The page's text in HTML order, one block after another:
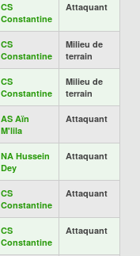
CS
Constantine
Attaquant
CS
Constantine
Milieu de
terrain
CS
Constantine
Milieu de
terrain
AS Aïn
M'lila
Attaquant
NA Hussein
Dey
Attaquant
CS
Constantine
Attaquant
CS
Constantine
Attaquant